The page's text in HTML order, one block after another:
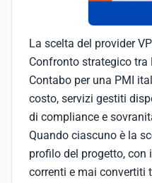
La scelta del provider
Confronto strategico tra
Contabo per una PMI
costo, servizi gestiti
di compliance e
Quando ciascuno è la
profilo del progetto, con
correnti e mai convertiti